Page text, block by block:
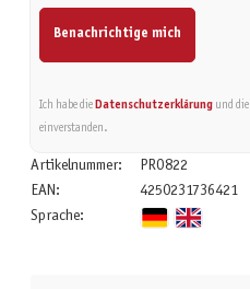
Benachrichtige mich
Ich habe die Datenschutzerklärungund die
einverstanden.
Artikelnummer:
PRO822
EAN:
4250231736421
Sprache: